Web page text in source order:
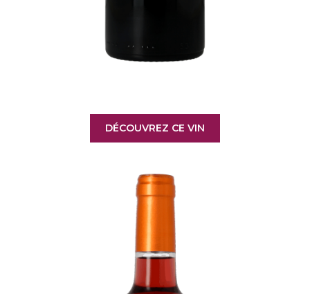
DÉCOUVREZ CE VIN